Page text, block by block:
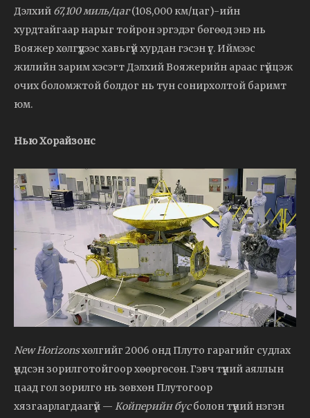
Дэлхий 67,100 миль/цаг(108,000 км/цаг)-ийн
хурдтайгаар нарыг тойрон эргэдэг бөгөөд энэ нь
Вояжер хөлгүүдээс хавьгүй хурдан гэсэн үг. Иймээс
жилийн зарим хэсэгт Дэлхий Вояжерийн араас гүйцэж
очих боломжтой болдог нь тун сонирхолтой баримт
юм.
Нью Хорайзонс
New Horizonsхөлгийг 2006 онд Плуто гарагийг судлах
үндсэн зорилготойгоор хөөргөсөн. Гэвч түүний аяллын
цаад гол зорилго нь зөвхөн Плутогоор
хязгаарлагдаагүй — Койперийн бүсболон түүний нэгэн